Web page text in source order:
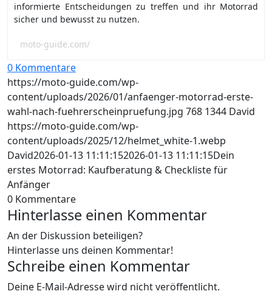
informierte Entscheidungen zu treffen und ihr Motorrad
sicher und bewusst zu nutzen.
moto-guide.com/
0 Kommentare
https://moto-guide.com/wp-
content/uploads/2026/01/anfaenger-motorrad-erste-
wahl-nach-fuehrerscheinpruefung.jpg 768 1344 David
https://moto-guide.com/wp-
content/uploads/2025/12/helmet_white-1.webp
David2026-01-13 11:11:152026-01-13 11:11:15Dein
erstes Motorrad: Kaufberatung & Checkliste für
Anfänger
0 Kommentare
Hinterlasse einen Kommentar
An der Diskussion beteiligen?
Hinterlasse uns deinen Kommentar!
Schreibe einen Kommentar
Deine E-Mail-Adresse wird nicht veröffentlicht.